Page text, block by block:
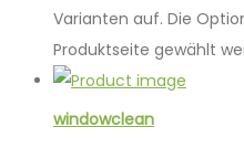
Varianten auf. Die
Produktseite gewählt
windowclean